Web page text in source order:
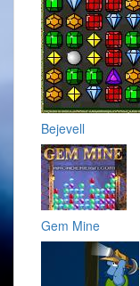
Bejevell
Gem Mine